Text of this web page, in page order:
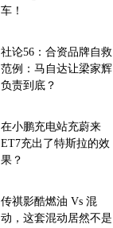
车！
社论56：合资品牌自救
范例：马自达让梁家辉
负责到底？
在小鹏充电站充蔚来
ET7充出了特斯拉的效
果？
传祺影酷燃油 Vs 混
动，这套混动居然不是